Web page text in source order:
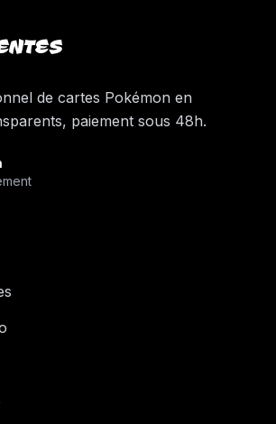
de cartes Pokémon en
paiement sous 48h.